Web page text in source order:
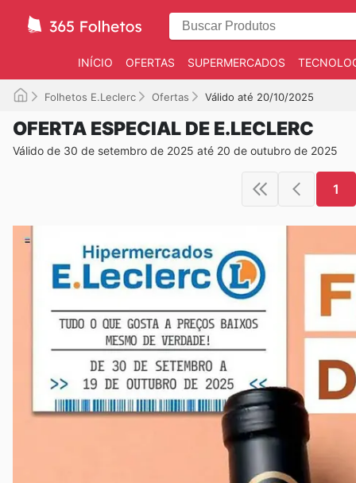
INÍCIO OFERTAS SUPERMERCADOS
Folhetos E.Leclerc Ofertas Válido até 20/10/2025
OFERTA ESPECIAL DE E.LECLERC
Válido de 30 de setembro de 2025 até 20 de outubro de 2025
1